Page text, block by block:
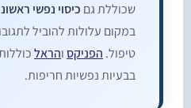
שכוללת גםכיסוי נפשי ראשוני .
במקום עלולות להוביל לתגובות
הפניקסוהראלכוללות
בבעיות נפשיות חריפות.